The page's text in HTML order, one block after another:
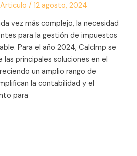
Articulo /12 agosto, 2024
vez más complejo, la necesidad
para la gestión de impuestos
Para el año 2024, CalcImp se
las principales soluciones en el
un amplio rango de
la contabilidad y el
para